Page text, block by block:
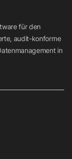
für den
audit-konforme
in